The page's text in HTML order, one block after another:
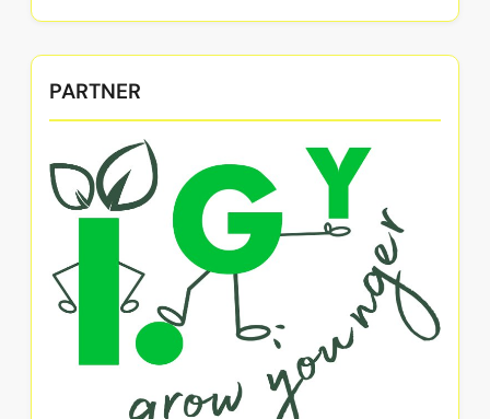
PARTNER